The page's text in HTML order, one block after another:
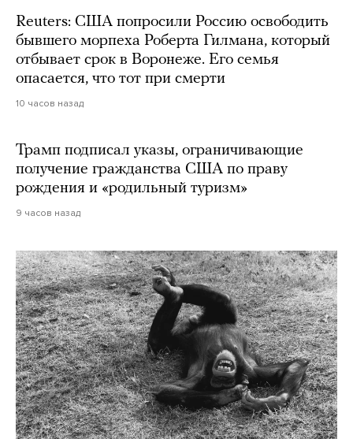
Reuters: США попросили Россию освободить
бывшего морпеха Роберта Гилмана, который
отбывает срок в Воронеже. Его семья
опасается, что тот при смерти
10 часов назад
Трамп подписал указы, ограничивающие
получение гражданства США по праву
рождения и «родильный туризм»
9 часов назад